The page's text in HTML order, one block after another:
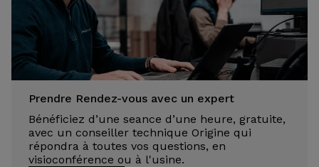
Prendre Rendez-vous avec un expert
Bénéficiez d’une seance d’une heure, gratuite,
avec un conseiller technique Origine qui
répondra à toutes vos questions, en
visioconférence ou à l'usine.